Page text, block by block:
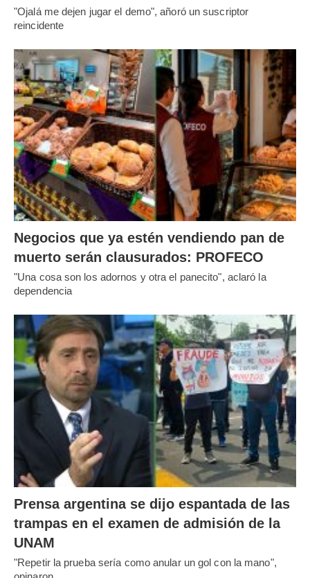
"Ojalá me dejen jugar el demo", añoró un suscriptor
reincidente
Negocios que ya estén vendiendo pan de
muerto serán clausurados: PROFECO
"Una cosa son los adornos y otra el panecito", aclaró la
dependencia
Prensa argentina se dijo espantada de las
trampas en el examen de admisión de la
UNAM
"Repetir la prueba sería como anular un gol con la mano",